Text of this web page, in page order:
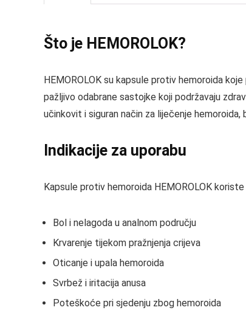
Što je HEMOROLOK?
HEMOROLOK su kapsule protiv hemoroida
pažljivo odabrane sastojke koji podržavaju
učinkovit i siguran način za liječenje
Indikacije za uporabu
Kapsule protiv hemoroida HEMOROLOK
Bol i nelagoda u analnom području
Krvarenje tijekom pražnjenja crijeva
Oticanje i upala hemoroida
Svrbež i iritacija anusa
Poteškoće pri sjedenju zbog hemoroida